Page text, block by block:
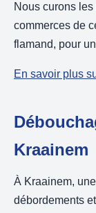
Nous curons
commerces de
flamand, pour
En savoir plus
Kraainem
À Kraainem,
débordements